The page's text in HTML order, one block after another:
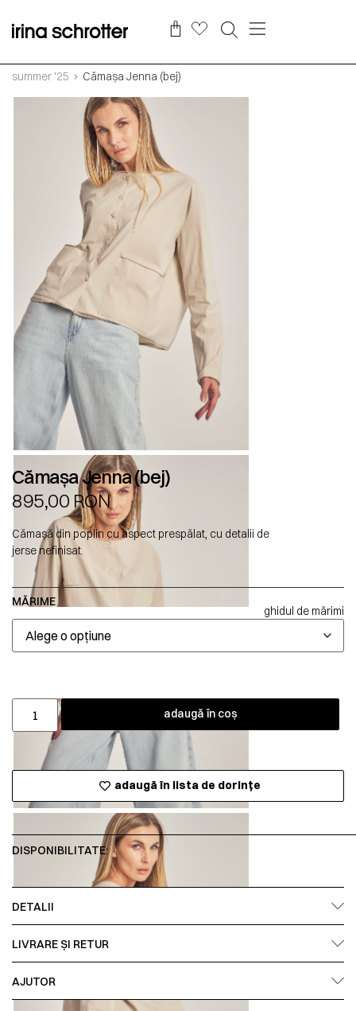
summer '25 Cămașa Jenna (bej)
Cămașa Jenna (bej)
895,00 RON
Cămașă din poplin cu aspect prespălat, cu detalii de
jerse nefinisat.
MĂRIME
ghidul de mărimi
adaugă în coș
adaugă în lista de dorințe
DISPONIBILITATE:
DETALII
LIVRARE ȘI RETUR
AJUTOR